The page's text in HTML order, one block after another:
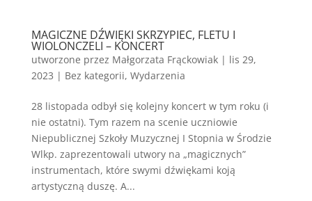
MAGICZNE DŹWIĘKI SKRZYPIEC, FLETU I
WIOLONCZELI – KONCERT
utworzone przez Małgorzata Frąckowiak| lis 29,
2023 | Bez kategorii, Wydarzenia
28 listopada odbył się kolejny koncert w tym roku (i
nie ostatni). Tym razem na scenie uczniowie
Niepublicznej Szkoły Muzycznej I Stopnia w Środzie
Wlkp. zaprezentowali utwory na „magicznych”
instrumentach, które swymi dźwiękami koją
artystyczną duszę. A...